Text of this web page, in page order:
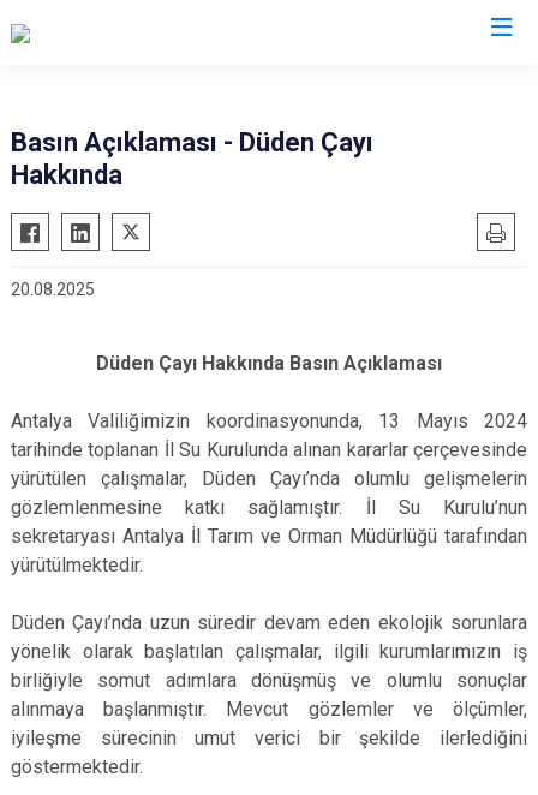
Basın Açıklaması - Düden Çayı
Hakkında
20.08.2025
Düden Çayı Hakkında Basın Açıklaması
Antalya Valiliğimizin koordinasyonunda, 13 Mayıs 2024
tarihinde toplanan İl Su Kurulunda alınan kararlar çerçevesinde
yürütülen çalışmalar, Düden Çayı’nda olumlu gelişmelerin
gözlemlenmesine katkı sağlamıştır. İl Su Kurulu’nun
sekretaryası Antalya İl Tarım ve Orman Müdürlüğü tarafından
yürütülmektedir.
Düden Çayı’nda uzun süredir devam eden ekolojik sorunlara
yönelik olarak başlatılan çalışmalar, ilgili kurumlarımızın iş
birliğiyle somut adımlara dönüşmüş ve olumlu sonuçlar
alınmaya başlanmıştır. Mevcut gözlemler ve ölçümler,
iyileşme sürecinin umut verici bir şekilde ilerlediğini
göstermektedir.